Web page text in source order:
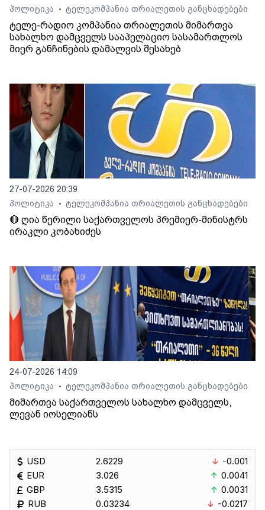
პოლიტიკა
• ტელეკომპანია თრიალეთის განცხადებები
ტელე-რადიო კომპანია თრიალეთის მიმართვა
სახალხო დამცველს სააპელაციო სასამართლოს
მიერ განჩინების დამალვის შესახებ
27-07-2026 20:39
პოლიტიკა
• ტელეკომპანია თრიალეთის განცხადებები
🔴 ღია წერილი საქართველოს პრემიერ-მინისტრს
ირაკლი კობახიძეს
24-07-2026 14:09
პოლიტიკა
• ტელეკომპანია თრიალეთის განცხადებები
მიმართვა საქართველოს სახალხო დამცველს,
ლევან იოსელიანს
USD
EUR
GBP
RUB
2.6229
3.026
3.5315
0.03234
-0.001
0.0041
0.0031
-0.0217